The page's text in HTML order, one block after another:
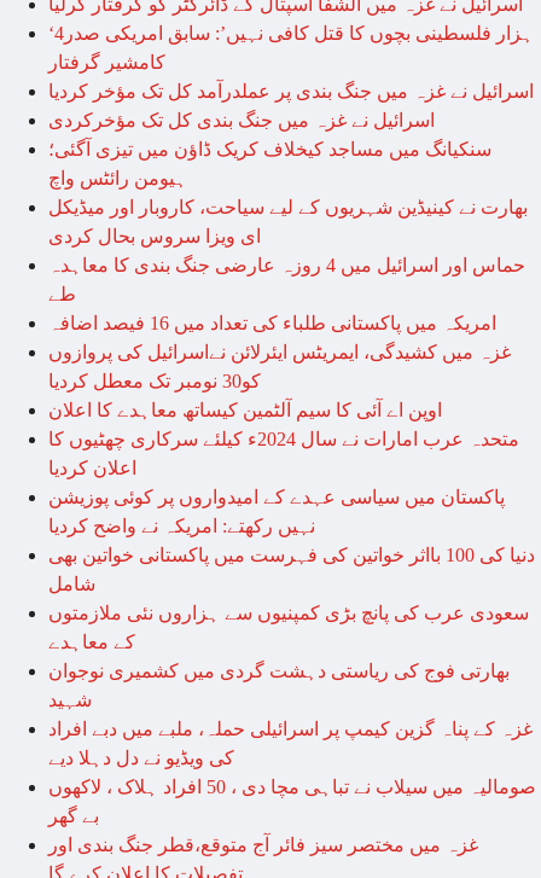
اسرائیل نے غزہ میں الشفا اسپتال کے ڈائرکٹر کو گرفتار کرلیا
‘4ہزار فلسطینی بچوں کا قتل کافی نہیں’: سابق امریکی صدر
کامشیر گرفتار
اسرائیل نے غزہ میں جنگ بندی پر عملدرآمد کل تک مؤخر کردیا
اسرائیل نے غزہ میں جنگ بندی کل تک مؤخرکردی
سنکیانگ میں مساجد کیخلاف کریک ڈاؤن میں تیزی آگئی؛
ہیومن رائٹس واچ
بھارت نے کینیڈین شہریوں کے لیے سیاحت، کاروبار اور میڈیکل
ای ویزا سروس بحال کردی
حماس اور اسرائیل میں 4 روزہ عارضی جنگ بندی کا معاہدہ
طے
امریکہ میں پاکستانی طلباء کی تعداد میں 16 فیصد اضافہ
غزہ میں کشیدگی، ایمریٹس ایئرلائن نےاسرائیل کی پروازوں
کو30 نومبر تک معطل کردیا
اوپن اے آئی کا سیم آلٹمین کیساتھ معاہدے کا اعلان
متحدہ عرب امارات نے سال 2024ء کیلئے سرکاری چھٹیوں کا
اعلان کردیا
پاکستان میں سیاسی عہدے کے امیدواروں پر کوئی پوزیشن
نہیں رکھتے: امریکہ نے واضح کردیا
دنیا کی 100 بااثر خواتین کی فہرست میں پاکستانی خواتین بھی
شامل
سعودی عرب کی پانچ بڑی کمپنیوں سے ہزاروں نئی ملازمتوں
کے معاہدے
بھارتی فوج کی ریاستی دہشت گردی میں کشمیری نوجوان
شہید
غزہ کے پناہ گزین کیمپ پر اسرائیلی حملہ، ملبے میں دبے افراد
کی ویڈیو نے دل دہلا دیے
صومالیہ میں سیلاب نے تباہی مچا دی ، 50 افراد ہلاک ، لاکھوں
بے گھر
غزہ میں مختصر سیز فائر آج متوقع،قطر جنگ بندی اور
تفصیلات کا اعلان کرے گا